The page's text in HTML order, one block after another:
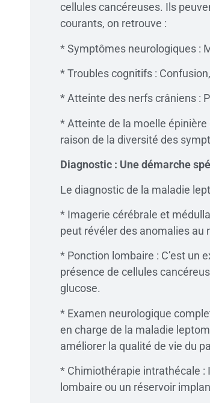
cellules cancéreuses. Ils
courants, on retrouve :
* Symptômes neurologiques :
* Troubles cognitifs :
* Atteinte des nerfs crâniens :
* Atteinte de la moelle
raison de la diversité des
Diagnostic : Une démarche
Le diagnostic de la maladie
* Imagerie cérébrale et
peut révéler des anomalies au
* Ponction lombaire : C’est un
présence de cellules
glucose.
* Examen neurologique
en charge de la maladie
améliorer la qualité de vie du
* Chimiothérapie intrathécale :
lombaire ou un réservoir